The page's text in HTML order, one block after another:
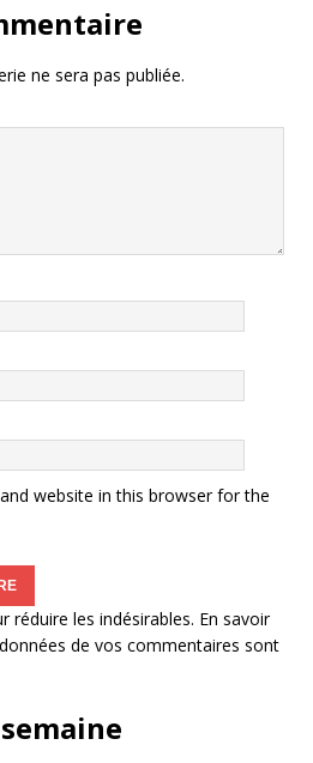
ne sera pas publiée.
website in this browser for the
réduire les indésirables. En savoir
de vos commentaires sont